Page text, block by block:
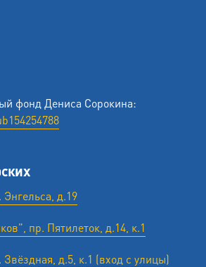
фонд Дениса Сорокина:
д.19
пр. Пятилеток, д.14, к.1
д.5, к.1 (вход с улицы)